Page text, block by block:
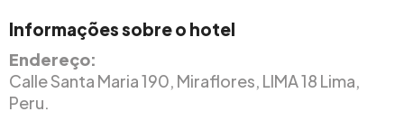
Informações sobre o hotel
Endereço:
Calle Santa Maria 190, Miraflores, LIMA 18 Lima,
Peru.